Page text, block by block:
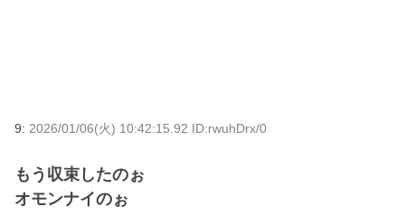
9: 2026/01/06(火) 10:42:15.92 ID:rwuhDrx/0
もう収束したのぉ
オモンナイのぉ